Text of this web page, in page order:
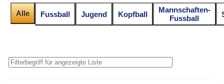
Alle Fussball Jugend Kopfball
Mannschaften-
Fussball